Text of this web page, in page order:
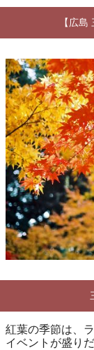
【広
紅葉の季節は、
イベントが盛り